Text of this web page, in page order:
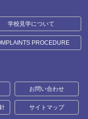
学校見学について
PROCEDURE
お問い合わせ
サイトマップ